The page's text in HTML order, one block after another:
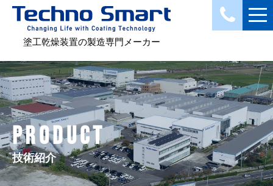
塗工乾燥装置の製造専門メーカー
PRODUCT
技術紹介